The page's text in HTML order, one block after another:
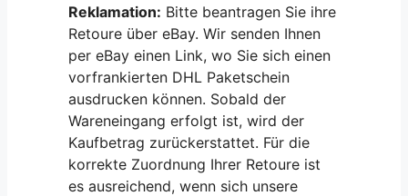
Reklamation: Bitte beantragen Sie ihre
Retoure über eBay. Wir senden Ihnen
per eBay einen Link, wo Sie sich einen
vorfrankierten DHL Paketschein
ausdrucken können. Sobald der
Wareneingang erfolgt ist, wird der
Kaufbetrag zurückerstattet. Für die
korrekte Zuordnung Ihrer Retoure ist
es ausreichend, wenn sich unsere